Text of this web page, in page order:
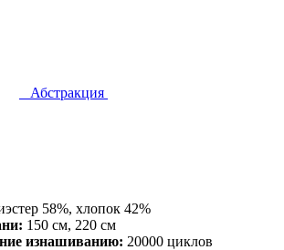
Абстракция
58%, хлопок 42%
150 см, 220 см
изнашиванию: 20000 циклов